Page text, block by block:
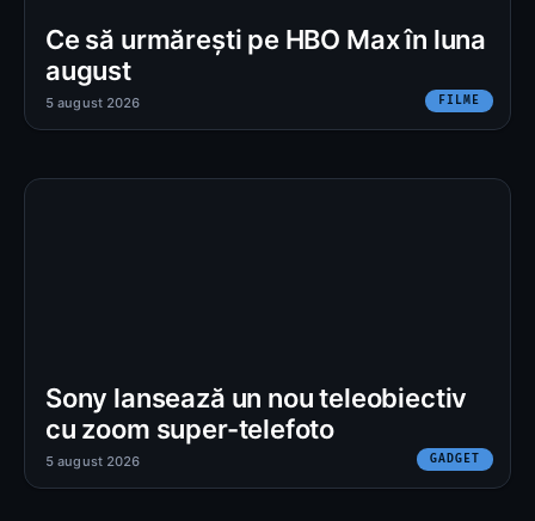
Ce să urmărești pe HBO Max în luna
august
FILME
5 august 2026
Sony lansează un nou teleobiectiv
cu zoom super-telefoto
GADGET
5 august 2026